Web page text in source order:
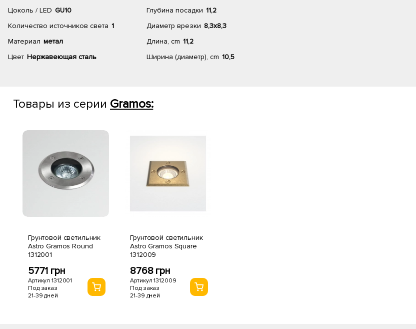
Цоколь / LED GU10
Количество источников света 1
Материал метал
Цвет Нержавеющая сталь
Глубина посадки 11,2
Диаметр врезки 8,3х8,3
Длина, cm 11,2
Ширина (диаметр), cm 10,5
Товары из серии Gramos:
Грунтовой светильник
Astro Gramos Round
1312001
5771 грн
Артикул 1312001
Под заказ
21-39 дней
Грунтовой светильник
Astro Gramos Square
1312009
8768 грн
Артикул 1312009
Под заказ
21-39 дней